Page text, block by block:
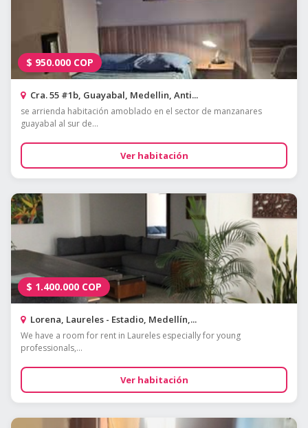
$ 950.000 COP
Cra. 55 #1b, Guayabal, Medellin, Anti...
se arrienda habitación amoblado en el sector de manzanares
guayabal al sur de...
Ver habitación
$ 1.400.000 COP
Lorena, Laureles - Estadio, Medellín,...
We have a room for rent in Laureles especially for young
professionals,...
Ver habitación